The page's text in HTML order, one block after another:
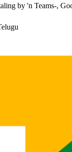
by 'n Teams-,